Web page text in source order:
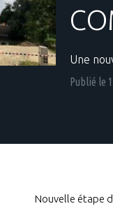
FAMILLE
Une
Publié le
Nouvelle étape